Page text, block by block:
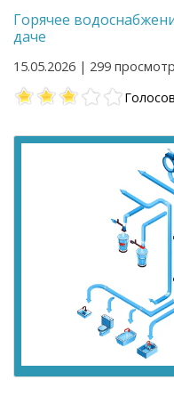
Горячее
даче
15.05.2026 | 299